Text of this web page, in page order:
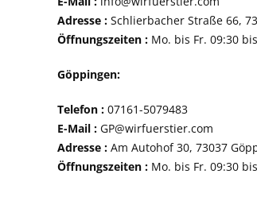
Adresse : Schlierbacher
Öffnungszeiten : Mo. bis Fr. 09:30
Göppingen:
Telefon :
E-Mail : GP@wirfuerstier.com
Adresse : Am Autohof 30,
Öffnungszeiten : Mo. bis Fr. 09:30